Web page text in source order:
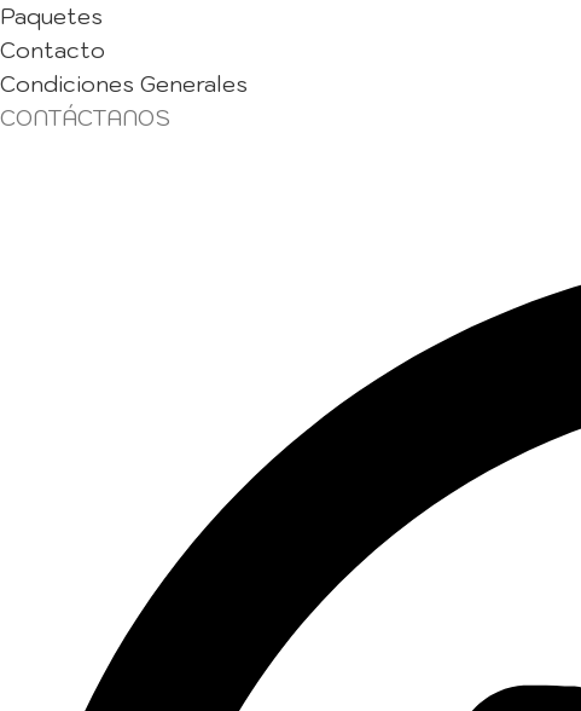
Paquetes
Contacto
Condiciones Generales
CONTÁCTANOS